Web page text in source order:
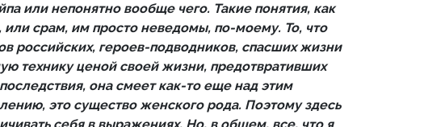
или непонятно вообще чего. Такие понятия, как
или срам, им просто неведомы, по-моему. То, что
российских, героев-подводников, спасших жизни
технику ценой своей жизни, предотвративших
она смеет как-то еще над этим
это существо женского рода. Поэтому здесь